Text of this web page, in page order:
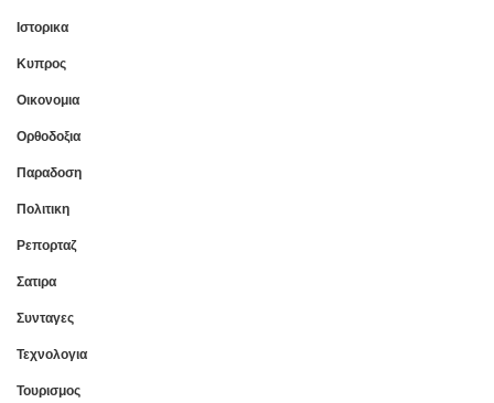
Ιστορικα
Κυπρος
Οικονομια
Ορθοδοξια
Παραδοση
Πολιτικη
Ρεπορταζ
Σατιρα
Συνταγες
Τεχνολογια
Τουρισμος